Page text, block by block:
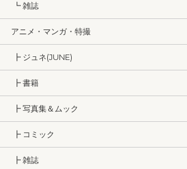
┗ 雑誌
アニメ・マンガ・特撮
┣ ジュネ(JUNE)
┣ 書籍
┣ 写真集＆ムック
┣ コミック
┣ 雑誌